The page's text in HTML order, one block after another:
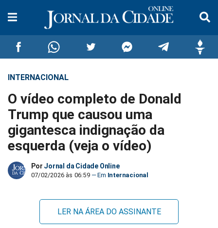
Compartilhar
no
Facebook
Compartilhar
no
Whatsapp
no
Twitter
no
Messenger
no
Telegram
INTERNACIONAL
O vídeo completo de Donald
Trump que causou uma
gigantesca indignação da
esquerda (veja o vídeo)
Por Jornal da Cidade Online
07/02/2026 às 06:59 Internacional
LER NA ÁREA DO ASSINANTE